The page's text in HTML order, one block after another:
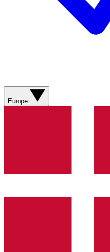
Europe